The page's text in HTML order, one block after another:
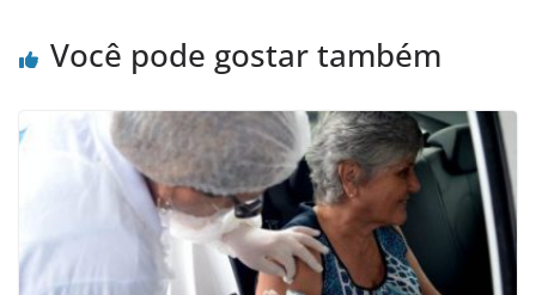
Você pode gostar também